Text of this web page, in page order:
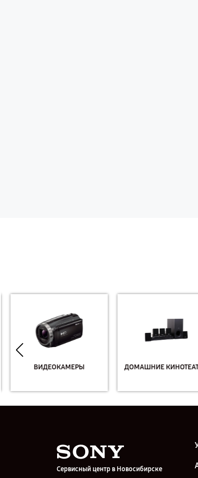
ВИДЕОКАМЕРЫ ДОМАШНИЕ
Сервисный центр в Новосибирске